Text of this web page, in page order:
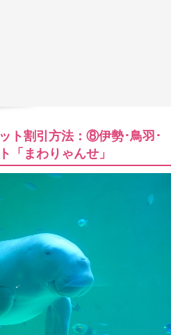
ト割引方法：⑧伊勢･鳥羽･
「まわりゃんせ」